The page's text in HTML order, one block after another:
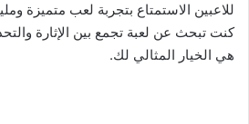
للاعبين الاستمتاع بتجربة لعب متميزة
هي الخيار المثالي لك.